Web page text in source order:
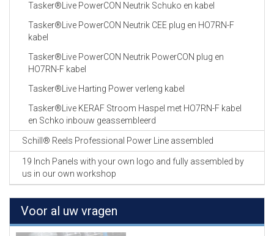
Tasker®Live PowerCON Neutrik Schuko en kabel
Tasker®Live PowerCON Neutrik CEE plug en HO7RN-F
kabel
Tasker®Live PowerCON Neutrik PowerCON plug en
HO7RN-F kabel
Tasker®Live Harting Power verleng kabel
Tasker®Live KERAF Stroom Haspel met HO7RN-F kabel
en Schko inbouw geassembleerd
Schill® Reels Professional Power Line assembled
19 Inch Panels with your own logo and fully assembled by
us in our own workshop
Voor al uw vragen